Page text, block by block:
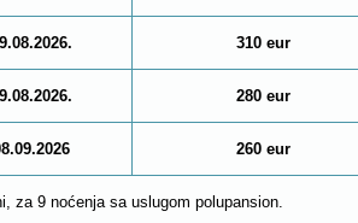
310 eur
280 eur
260 eur
za 9 noćenja sa uslugom polupansion.